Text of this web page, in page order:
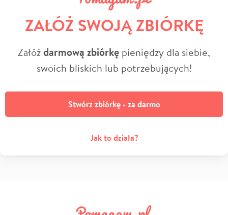
ZAŁÓŻ SWOJĄ ZBIÓRKĘ
Załóżdarmową zbiórkę pieniędzy dla siebie,
swoich bliskich lub potrzebujących!
Stwórz zbiórkę - za darmo
Jak to działa?